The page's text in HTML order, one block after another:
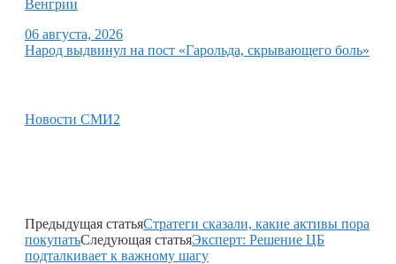
Венгрии
06 августа, 2026
Народ выдвинул на пост «Гарольда, скрывающего боль»
Новости СМИ2
Предыдущая статьяСтратеги сказали, какие активы пора
покупатьСледующая статьяЭксперт: Решение ЦБ
подталкивает к важному шагу